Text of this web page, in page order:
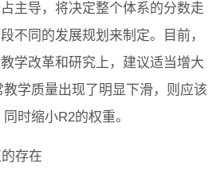
主导，将决定整个体系的分数走
不同的发展规划来制定。目前，
学改革和研究上，建议适当增大
学质量出现了明显下滑，则应该
时缩小R2的权重。
存在